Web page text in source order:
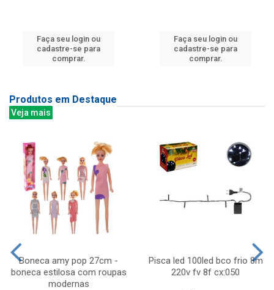
Faça seu login ou
cadastre-se para
comprar.
Faça seu login ou
cadastre-se para
comprar.
Produtos em Destaque
Veja mais
Boneca amy pop 27cm -
boneca estilosa com roupas
modernas
Pisca led 100led bco frio 8m
220v fv 8f cx:050